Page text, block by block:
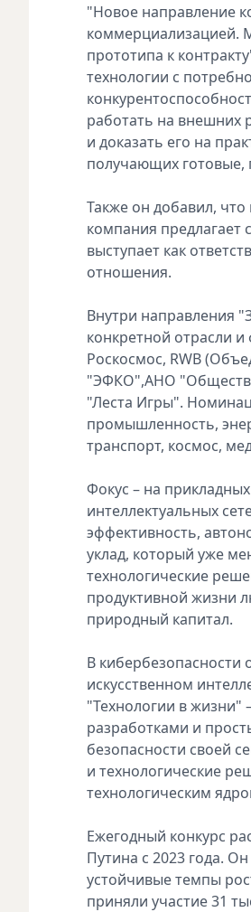
"Новое направление
коммерциализацией.
прототипа к
технологии с
работать на внешних
и доказать его на
получающих
Также он добавил,
компания
выступает как
отношения.
Внутри направления
конкретной отрасли
Роскосмос, RWB
"ЭФКО",АНО
"Леста Игры".
промышленность,
транспорт, космос,
Фокус – на
интеллектуальных
эффективность,
уклад, который уже
технологические
продуктивной жизни
природный капитал.
В кибербезопасности
искусственном
"Технологии в
разработками и
безопасности своей
и технологические
технологическим
Ежегодный конкурс
Путина с 2023 года.
устойчивые темпы
приняли участие 31